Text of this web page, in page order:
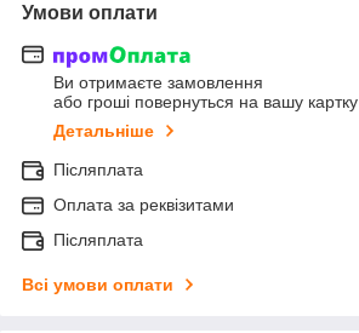
Умови оплати
Ви отримаєте замовлення
або гроші повернуться на вашу картку
Детальніше
Післяплата
Оплата за реквізитами
Післяплата
Всі умови оплати